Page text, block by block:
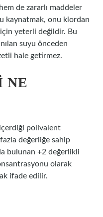
de zararlı maddeler
kaynatmak, onu klordan
için yeterli değildir. Bu
suyu önceden
hale getirmez.
NE
polivalent
değerliğe sahip
bulunan +2 değerlikli
olarak
ifade edilir.